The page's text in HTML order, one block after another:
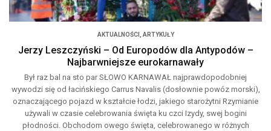
AKTUALNOŚCI , ARTYKUŁY
Jerzy Leszczyński – Od Europodów dla Antypodów –
Najbarwniejsze eurokarnawały
Był raz bal na sto par SŁOWO KARNAWAŁ najprawdopodobniej
wywodzi się od łacińskiego Carrus Navalis (dosłownie powóz morski),
oznaczającego pojazd w kształcie łodzi, jakiego starożytni Rzymianie
używali w czasie celebrowania święta ku czci Izydy, swej bogini
płodności. Obchodom owego święta, celebrowanego w różnych